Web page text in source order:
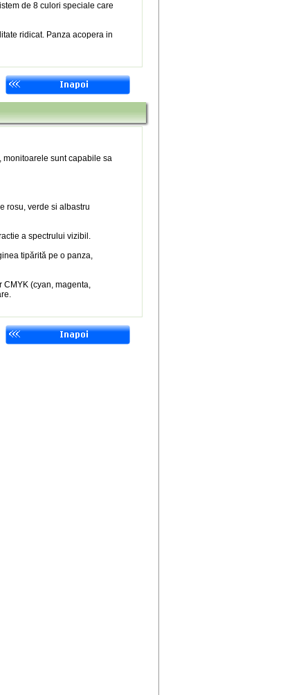
de 8 culori speciale care
ridicat. Panza acopera in
monitoarele sunt capabile sa
rosu, verde si albastru
a spectrului vizibil.
tipărită pe o panza,
(cyan, magenta,